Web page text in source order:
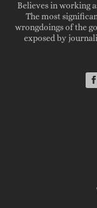
Believes in working
The most
wrongdoings of the
exposed by